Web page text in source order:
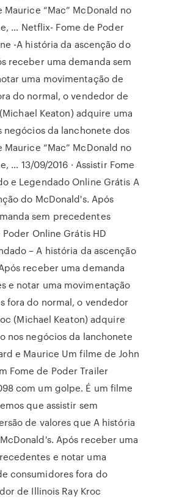
Maurice “Mac” McDonald no
… Netflix- Fome de Poder
-A história da ascenção do
receber uma demanda sem
uma movimentação de
do normal, o vendedor de
Keaton) adquire uma
negócios da lanchonete dos
Maurice “Mac” McDonald no
… 13/09/2016 · Assistir Fome
e Legendado Online Grátis A
do McDonald's. Após
sem precedentes
Online Grátis HD
– A história da ascenção
receber uma demanda
e notar uma movimentação
fora do normal, o vendedor
(Michael Keaton) adquire
nos negócios da lanchonete
e Maurice Um filme de John
Fome de Poder Trailer
com um golpe. É um filme
que assistir sem
de valores que A história
Após receber uma
e notar uma
consumidores fora do
de Illinois Ray Kroc